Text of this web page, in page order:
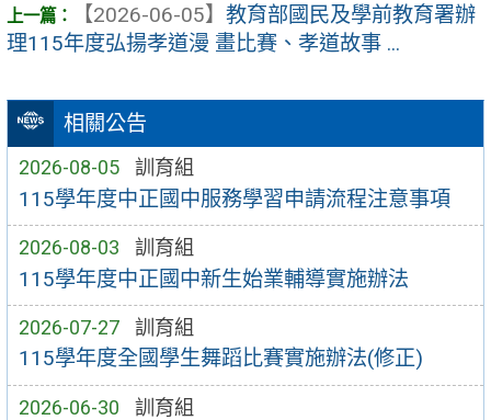
相關公告
2026-08-05 訓育組
115學年度中正國中服務學習申請流程注意事項
2026-08-03 訓育組
115學年度中正國中新生始業輔導實施辦法
2026-07-27 訓育組
115學年度全國學生舞蹈比賽實施辦法(修正)
2026-06-30 訓育組
【2026-06-05】 教育部國民及學前教育署辦
理115年度弘揚孝道漫 畫比賽、孝道故事 ...